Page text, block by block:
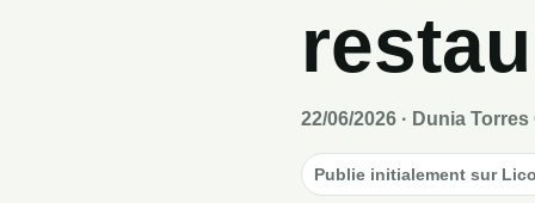
22/06/2026 · Dunia
Publie initialement sur